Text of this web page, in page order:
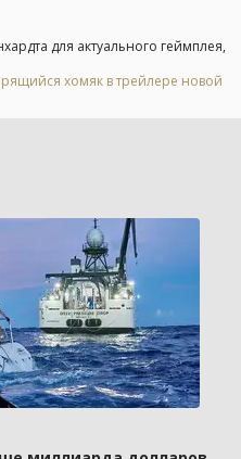
для актуального геймплея,
хомяк в трейлере новой